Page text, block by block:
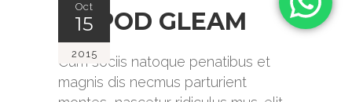
Oct
15
2015
TRIPOD GLEAM
Cum sociis natoque penatibus et
magnis dis necmus parturient